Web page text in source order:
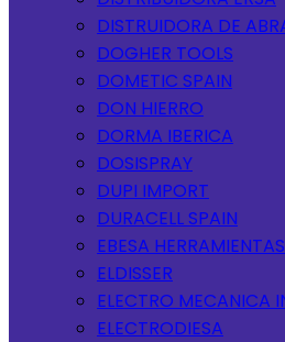
DISTRUIDORA DE
DOGHER TOOLS
DOMETIC SPAIN
DON HIERRO
DORMA IBERICA
DOSISPRAY
DUPI IMPORT
DURACELL SPAIN
EBESA
ELDISSER
ELECTRO MECANICA
ELECTRODIESA